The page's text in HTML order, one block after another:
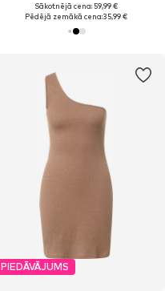
Sākotnējā cena: 59,99 €
Pēdējā zemākā cena:35,99 €
PIEDĀVĀJUMS